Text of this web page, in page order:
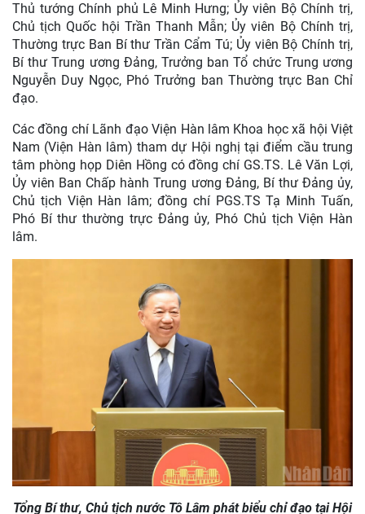
Thủ tướng Chính phủ Lê Minh Hưng; Ủy viên Bộ Chính trị,
Chủ tịch Quốc hội Trần Thanh Mẫn; Ủy viên Bộ Chính trị,
Thường trực Ban Bí thư Trần Cẩm Tú; Ủy viên Bộ Chính trị,
Bí thư Trung ương Đảng, Trưởng ban Tổ chức Trung ương
Nguyễn Duy Ngọc, Phó Trưởng ban Thường trực Ban Chỉ
đạo.
Các đồng chí Lãnh đạo Viện Hàn lâm Khoa học xã hội Việt
Nam (Viện Hàn lâm) tham dự Hội nghị tại điểm cầu trung
tâm phòng họp Diên Hồng có đồng chí GS.TS. Lê Văn Lợi,
Ủy viên Ban Chấp hành Trung ương Đảng, Bí thư Đảng ủy,
Chủ tịch Viện Hàn lâm; đồng chí PGS.TS Tạ Minh Tuấn,
Phó Bí thư thường trực Đảng ủy, Phó Chủ tịch Viện Hàn
lâm.
Tổng Bí thư, Chủ tịch nước Tô Lâm phát biểu chỉ đạo tại Hội